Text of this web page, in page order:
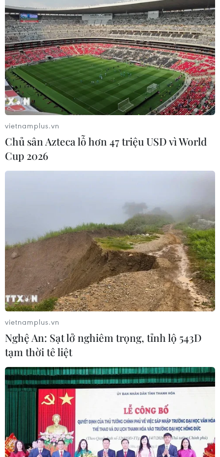
vietnamplus.vn
Chủ sân Azteca lỗ hơn 47 triệu USD vì World
Cup 2026
vietnamplus.vn
Nghệ An: Sạt lở nghiêm trọng, tỉnh lộ 543D
tạm thời tê liệt